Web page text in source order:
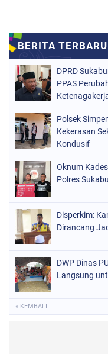
DPRD
PPAS
Polsek
Kekerasan
Kondusif
Oknum
Polres
Disperkim:
Dirancang
DWP Dinas
Langsung
« KEMBALI